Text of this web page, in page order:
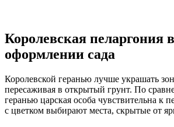
Королевская пеларгония в
оформлении сада
Королевской геранью лучше украшать
пересаживая в открытый грунт. По
геранью царская особа чувствительна к
с цветком выбирают места, скрытые от